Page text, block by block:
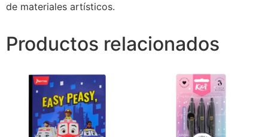
de materiales artísticos.
Productos relacionados